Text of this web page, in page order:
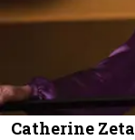
Catherine